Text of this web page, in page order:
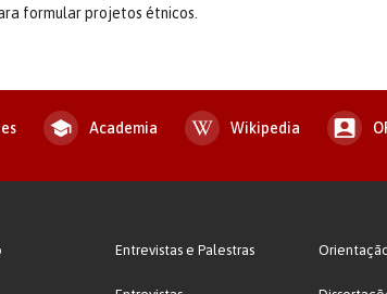
formular projetos étnicos.
Academia Wikipedia
Entrevistas e Palestras